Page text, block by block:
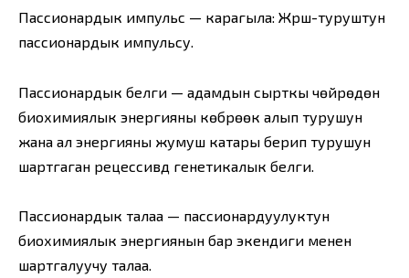
Пассионардык импульс — карагыла: Жүрүш-туруштун
пассионардык импульсу.
Пассионардык белги — адамдын сырткы чөйрөдөн
биохимиялык энергияны көбүрөөк алып турушун
жана ал энергияны жумуш катары берип турушун
шартгаган рецессивдүү генетикалык белги.
Пассионардык талаа — пассионардуулуктун
биохимиялык энергиянын бар экендиги менен
шартгалуучу талаа.